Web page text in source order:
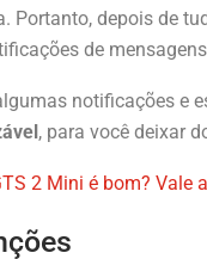
Portanto, depois de
de
notificações e
, para você deixar
2 Mini é bom? Vale